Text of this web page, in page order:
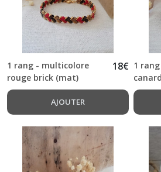
1 rang - multicolore
rouge brick (mat)
18€
AJOUTER
1
canard